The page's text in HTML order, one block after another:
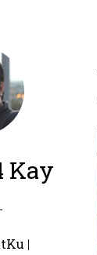
Kay
|